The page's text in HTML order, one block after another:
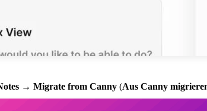
→ Migrate from Canny (Aus Canny